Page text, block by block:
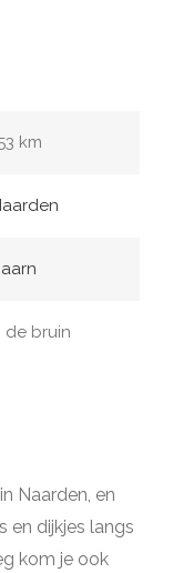
km
de bruin
Naarden, en
en dijkjes langs
kom je ook